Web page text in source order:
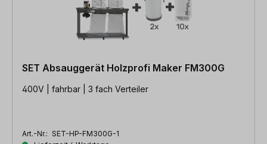
SET Absauggerät Holzprofi Maker FM300G
400V | fahrbar | 3 fach Verteiler
Art.-Nr.: SET-HP-FM300G-1